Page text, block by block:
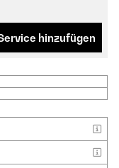
hinzufügen